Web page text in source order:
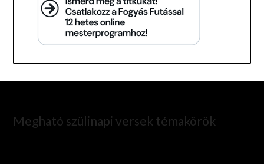
Megható szülinapi versek témakörök